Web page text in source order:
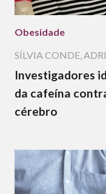
Obesidade
SÍLVIA CONDE,
Investigadores
da cafeína
cérebro